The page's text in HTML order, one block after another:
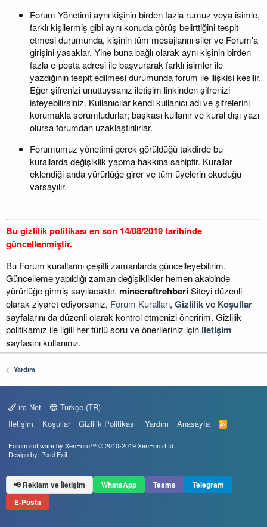
Forum Yönetimi aynı kişinin birden fazla rumuz veya isimle,
farklı kişilermiş gibi aynı konuda görüş belirttiğini tespit
etmesi durumunda, kişinin tüm mesajlarını siler ve Forum'a
girişini yasaklar. Yine buna bağlı olarak aynı kişinin birden
fazla e-posta adresi ile başvurarak farklı isimler ile
yazdığının tespit edilmesi durumunda forum ile ilişkisi kesilir.
Eğer şifrenizi unuttuysanız iletişim linkinden şifrenizi
isteyebilirsiniz. Kullanıcılar kendi kullanıcı adı ve şifrelerini
korumakla sorumludurlar; başkası kullanır ve kural dışı yazı
olursa forumdan uzaklaştırılırlar.
Forumumuz yönetimi gerek görüldüğü takdirde bu
kurallarda değişiklik yapma hakkına sahiptir. Kurallar
eklendiği anda yürürlüğe girer ve tüm üyelerin okuduğu
varsayılır.
Bu gizlilik politikası en son 14/08/2019 tarihinde
güncellenmiştir.
Bu Forum kurallarını çeşitli zamanlarda güncelleyebilirim.
Güncelleme yapıldığı zaman değişiklikler hemen akabinde
yürürlüğe girmiş sayılacaktır. minecraftrehberiSiteyi düzenli
olarak ziyaret ediyorsanız, Forum Kuralları, Gizlilikve Koşullar
sayfalarını da düzenli olarak kontrol etmenizi öneririm. Gizlilik
politikamız ile ilgili her türlü soru ve önerileriniz için iletişim
sayfasını kullanınız.
Yardım
irc Net
Türkçe (TR)
İletişim
Koşullar Gizlilik Politikası Yardım Anasayfa
R
S
Forum software by XenForo™© 2010-2019 XenForo Ltd.
Design by: Pixel Exit
📢 Reklam ve İletişim WhatsApp Teams
Telegram
E-Posta